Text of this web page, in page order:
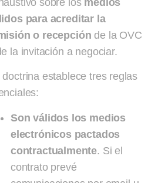
para acreditar la
o recepción de la OVC
la invitación a negociar.
doctrina establece tres reglas
Son válidos los medios
electrónicos pactados
contractualmente. Si el
contrato prevé